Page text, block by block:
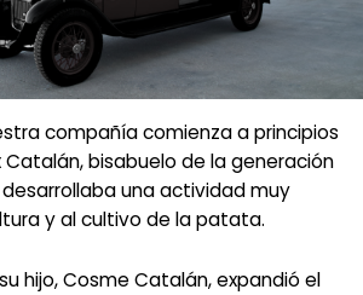
compañía comienza a principios
Catalán, bisabuelo de la generación
una actividad muy
y al cultivo de la patata.
hijo, Cosme Catalán, expandió el